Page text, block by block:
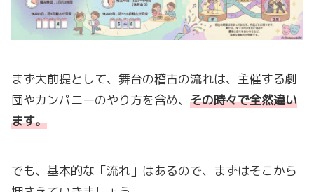
まず大前提として、舞台の稽古の流れは、主催する劇
団やカンパニーのやり方を含め、 その時々で全然違い
ます。
でも、基本的な「流れ」はあるので、まずはそこから